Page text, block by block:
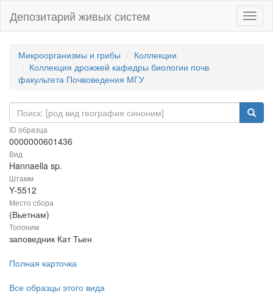
Депозитарий живых систем
Микроорганизмы и грибы
Коллекции
Коллекция дрожжей кафедры биологии почв
факультета Почвоведения МГУ
ID образца
0000000601436
Вид
Hannaella sp.
Штамм
Y-5512
Место сбора
(Вьетнам)
Топоним
заповедник Кат Тьен
Полная карточка
Все образцы этого вида